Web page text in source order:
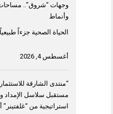
وجهات “شروق”..
وأنماط
الحياة الصحية جزءاً
أغسطس 4, 2026
مستقبل سلاسل الإمداد
استراتيجية من “غلفتينر”